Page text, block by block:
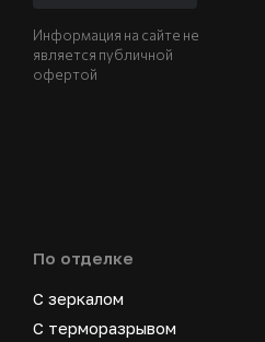
Информация на сайте не
является публичной
офертой
По отделке
С зеркалом
С терморазрывом